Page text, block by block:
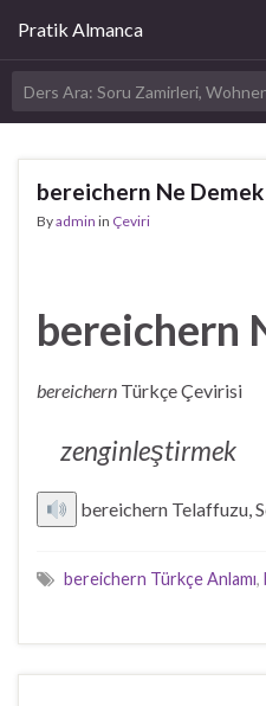
Pratik Almanca
bereichern Ne Demek
Byadmin in Çeviri
bereichern
bereichern Türkçe Çevirisi
zenginleştirmek
bereichern Telaffuzu,
bereichern Türkçe Anlamı,